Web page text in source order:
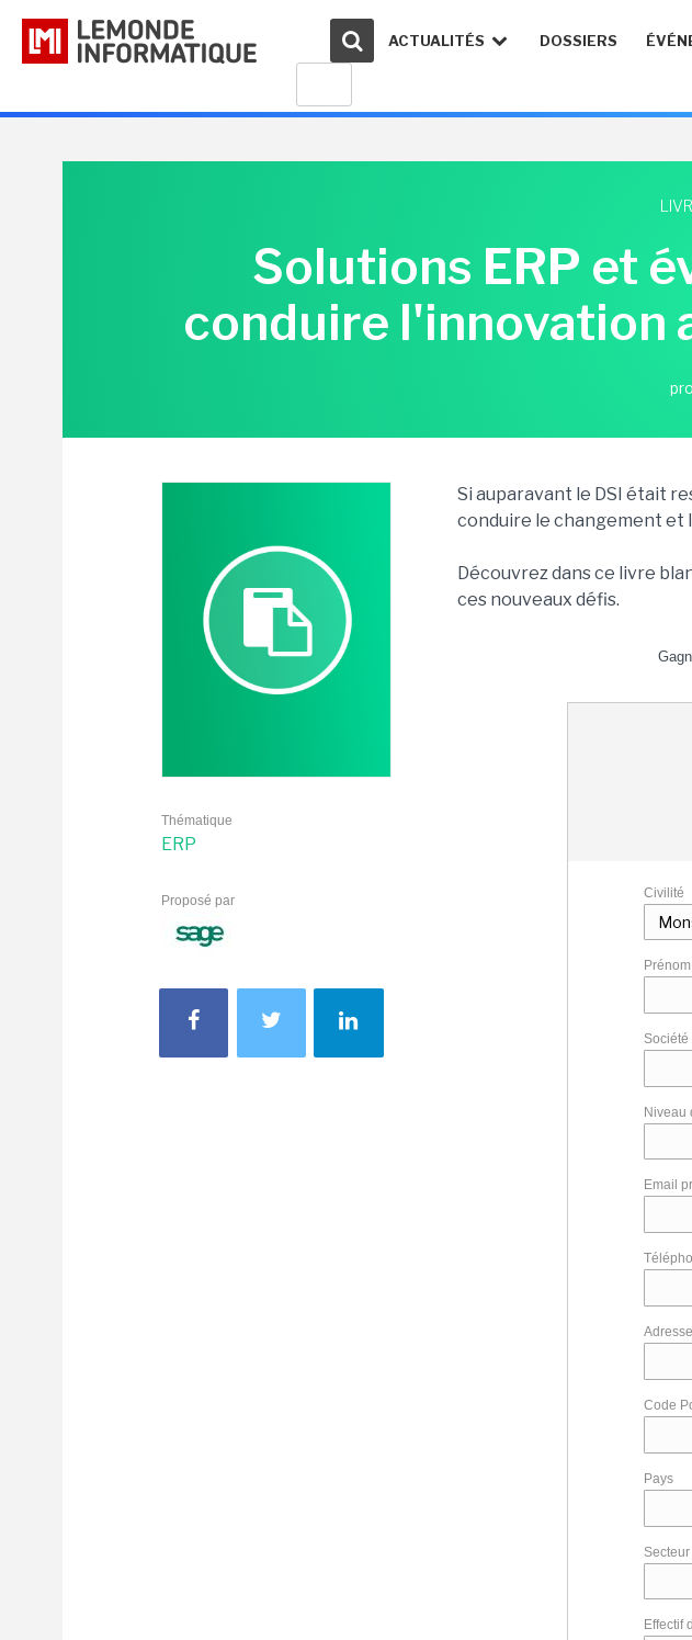
ACTUALITÉS DOSSIERS
Solutions ERP et
conduire l'innovation
Thématique
ERP
Proposé par
Si auparavant le DSI était
conduire le changement et
Découvrez dans ce livre
ces nouveaux défis.
Civilité
Prénom
Société
Niveau
Email
Adresse
Code
Pays
Effectif